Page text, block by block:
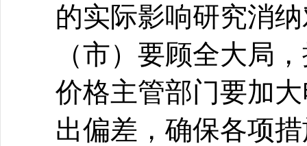
的实际影响研究消
（市）要顾全大局
价格主管部门要加
出偏差，确保各项